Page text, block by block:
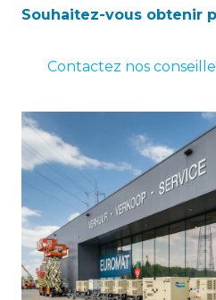
Souhaitez-vous obtenir
Contactez nos